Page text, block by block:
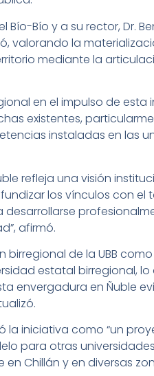
Bío-Bío y a su rector, Dr.
valorando la
mediante la
en el impulso de
existentes,
instaladas en las
refleja una visión
los vínculos con el
afirmó.
de la UBB
estatal birregional,
envergadura en Ñuble
la iniciativa como “un
para otras
Chillán y en diversas